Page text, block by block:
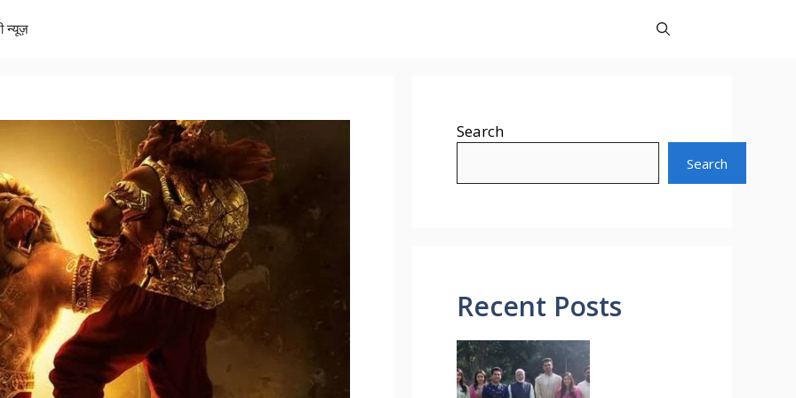
न्यूज़
Search
Search
Recent Posts